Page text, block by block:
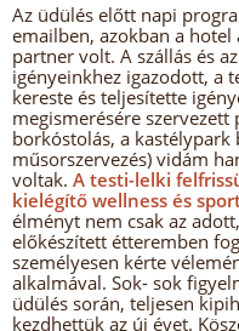
Az üdülés előtt napi
emailben, azokban a
partner volt. A szállás és
igényeinkhez igazodott, a
kereste és teljesítette
megismerésére
borkóstolás, a
műsorszervezés) vidám
voltak. A testi-lelki
kielégítő wellness és
élményt nem csak az
előkészített étteremben
személyesen kérte
alkalmával. Sok- sok
üdülés során, teljesen
kezdhettük az új évet.